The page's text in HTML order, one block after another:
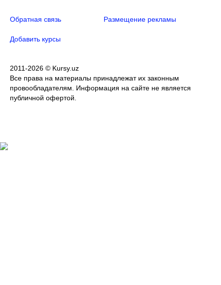
Обратная связь Размещение рекламы
Добавить курсы
2011-2026 © Kursy.uz
Все права на материалы принадлежат их законным
провообладателям. Информация на сайте не является
публичной офертой.